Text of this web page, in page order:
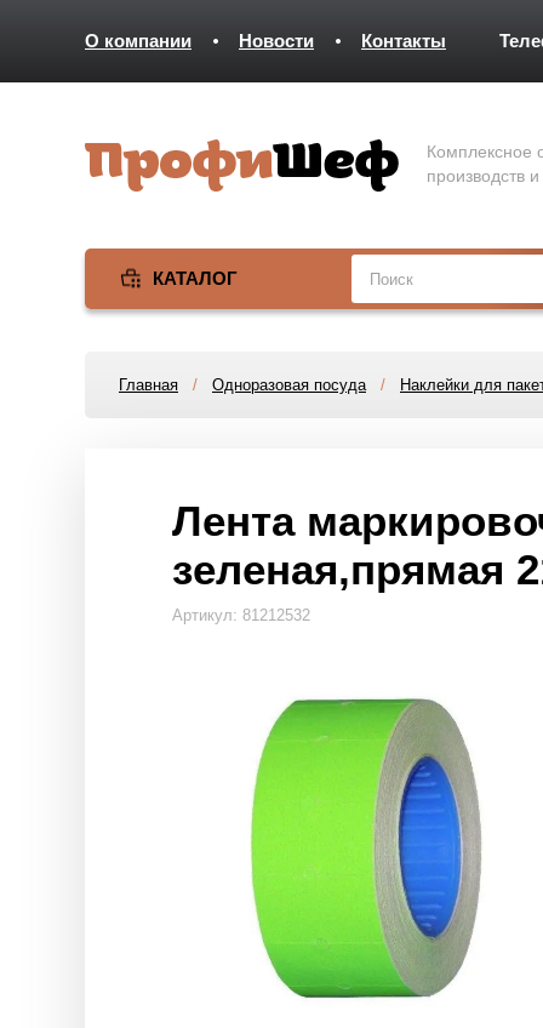
О компании Новости Контакты
Комплексное
производств
КАТАЛОГ
Главная / Одноразовая посуда/ Наклейки для
Лента
зеленая,прямая
Артикул: 81212532